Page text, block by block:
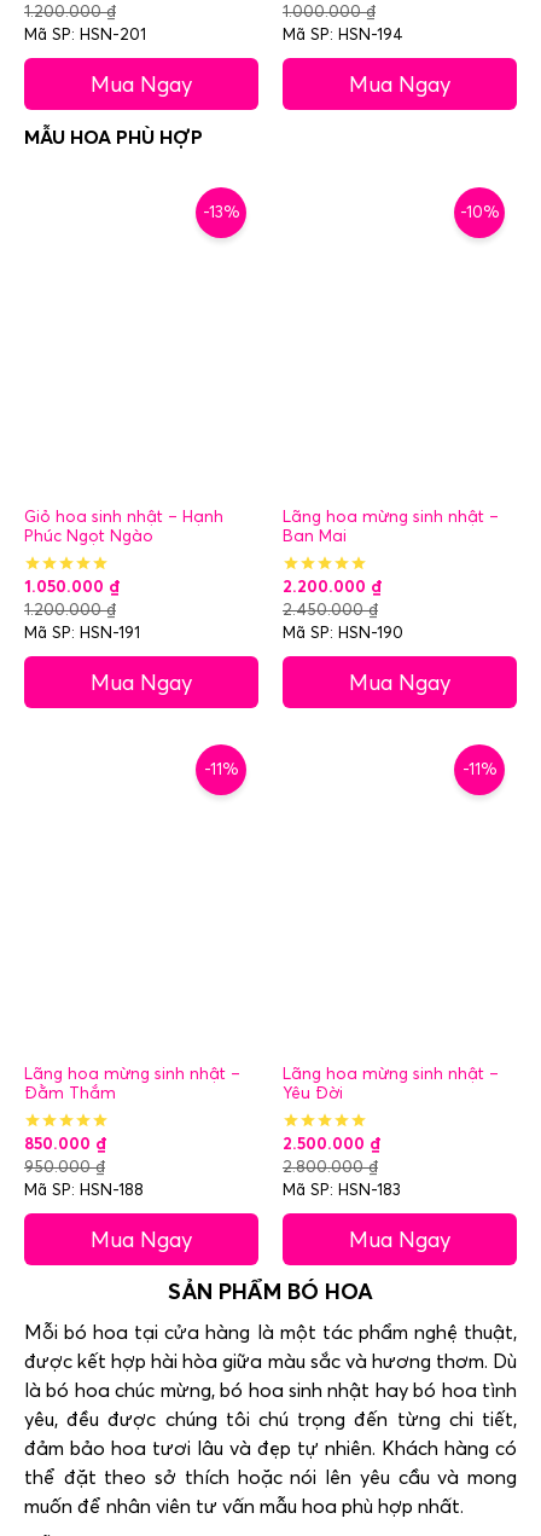
1.200.000₫
Mã SP: HSN-201
Mua Ngay
1.000.000₫
Mã SP: HSN-194
Mua Ngay
-13%
Giỏ hoa sinh nhật – Hạnh
Phúc Ngọt Ngào
1.050.000 ₫
1.200.000₫
Mã SP: HSN-191
Mua Ngay
-10%
Lãng hoa mừng sinh nhật –
Ban Mai
2.200.000 ₫
2.450.000₫
Mã SP: HSN-190
Mua Ngay
-11%
Lãng hoa mừng sinh nhật –
Đằm Thắm
850.000 ₫
950.000₫
Mã SP: HSN-188
Mua Ngay
-11%
Lãng hoa mừng sinh nhật –
Yêu Đời
2.500.000 ₫
2.800.000₫
Mã SP: HSN-183
Mua Ngay
SẢN PHẨM BÓ HOA
Mỗi bó hoa tại cửa hàng là một tác phẩm nghệ thuật,
được kết hợp hài hòa giữa màu sắc và hương thơm. Dù
là bó hoa chúc mừng, bó hoa sinh nhật hay bó hoa tình
yêu, đều được chúng tôi chú trọng đến từng chi tiết,
đảm bảo hoa tươi lâu và đẹp tự nhiên. Khách hàng có
thể đặt theo sở thích hoặc nói lên yêu cầu và mong
muốn để nhân viên tư vấn mẫu hoa phù hợp nhất.